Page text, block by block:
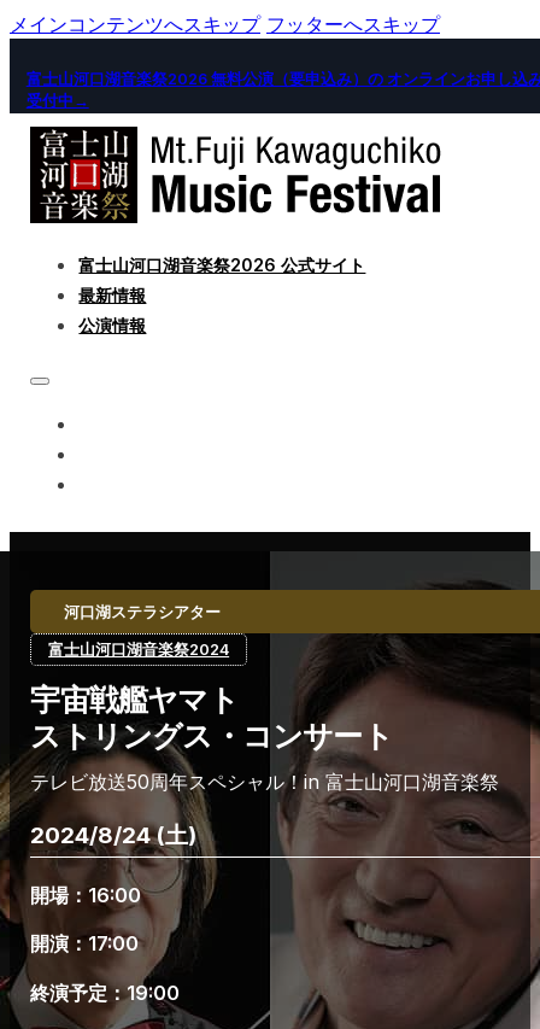
メインコンテンツへスキップ フッターへスキップ
富士山河口湖音楽祭2026 無料公演（要申込み）の オンラインお申し込
受付中→
富士山河口湖音楽祭2026 公式サイト
最新情報
公演情報
河口湖ステラシアター
富士山河口湖音楽祭2024
宇宙戦艦ヤマト
ストリングス・コンサート
テレビ放送50周年スペシャル！in 富士山河口湖音楽祭
2024/8/24 (土)
開場：16:00
開演：17:00
終演予定：19:00